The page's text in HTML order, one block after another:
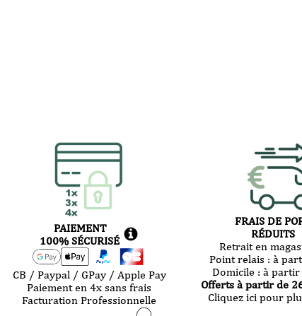
PAIEMENT
100% SÉCURISÉ
CB / Paypal / GPay / Apple Pay
Paiement en 4x sans frais
Facturation Professionnelle
FRAIS DE
RÉDUITS
Retrait en
Point relais : à
Domicile :à partir
Offerts à partir de
Cliquez ici pour